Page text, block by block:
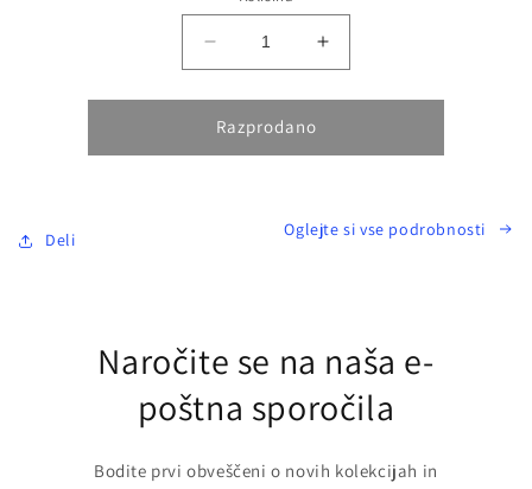
Zmanjšajte
količino
za
Povečajte
količino
za
Razprodano
Deli
Oglejte si vse podrobnosti
Naročite se na naša e-
poštna sporočila
Bodite prvi obveščeni o novih kolekcijah in